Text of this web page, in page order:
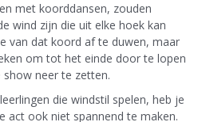
met koorddansen, zouden
wind zijn die uit elke hoek kan
van dat koord af te duwen, maar
om tot het einde door te lopen
neer te zetten.
die windstil spelen, heb je
act ook niet spannend te maken.